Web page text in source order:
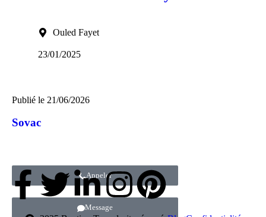
Appeler
Message
Ouled Fayet
23/01/2025
Publié le 21/06/2026
Sovac